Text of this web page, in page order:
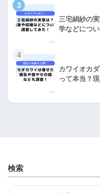
3
三宅絹紗の
学などにつ
4
カワイオカ
って本当？
検索